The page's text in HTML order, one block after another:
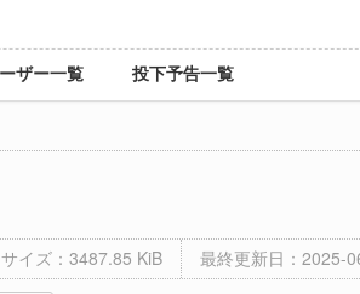
ザー一覧 投下予告一覧
サイズ：3487.85 KiB 最終更新日：2025-